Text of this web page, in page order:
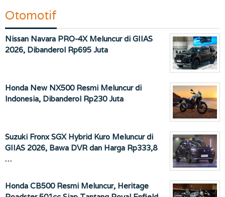
Otomotif
Nissan Navara PRO-4X Meluncur di GIIAS
2026, Dibanderol Rp695 Juta
Honda New NX500 Resmi Meluncur di
Indonesia, Dibanderol Rp230 Juta
Suzuki Fronx SGX Hybrid Kuro Meluncur di
GIIAS 2026, Bawa DVR dan Harga Rp333,8
…
Honda CB500 Resmi Meluncur, Heritage